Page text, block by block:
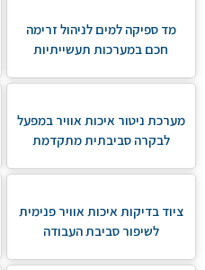
מד ספיקה למים לניהול זרימה
חכם במערכות תעשייתיות
מערכת ניטור איכות אוויר במפעל
לבקרה סביבתית מתקדמת
ציוד בדיקות איכות אוויר פנימית
לשיפור סביבת העבודה